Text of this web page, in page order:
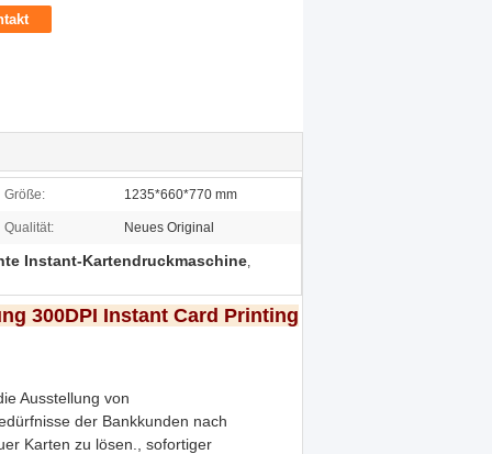
Größe: 1235*660*770 mm
Qualität: Neues Original
Instant-Kartendruckmaschine,
300DPI Instant Card Printing
Ausstellung von
der Bankkunden nach
Karten zu lösen., sofortiger